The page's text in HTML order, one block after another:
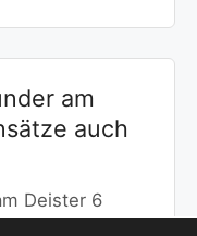
am
auch
Deister 6